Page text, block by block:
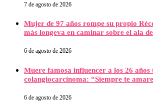
7 de agosto de 2026
Mujer de 97 años rompe su propio
más longeva en caminar sobre el ala
6 de agosto de 2026
Muere famosa influencer a los 26
colangiocarcinoma: “Siempre te
6 de agosto de 2026